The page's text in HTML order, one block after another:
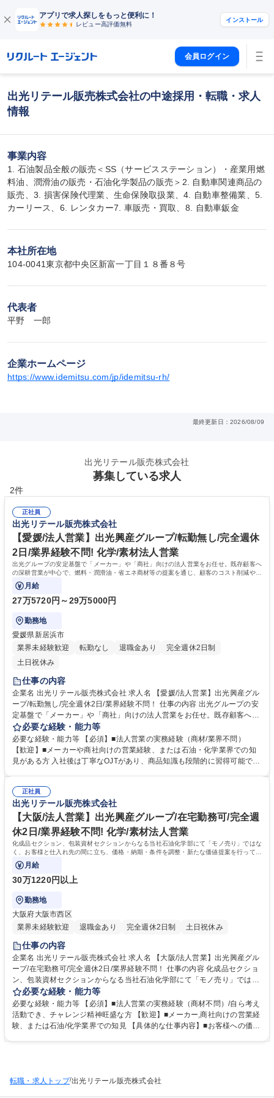
アプリで求人探しをもっと便利に！
レビュー高評価無料
インストール
会員ログイン
出光リテール販売株式会社の中途採用・転職・求人
情報
事業内容
1. 石油製品全般の販売＜SS（サービスステーション）・産業用燃
料油、潤滑油の販売・石油化学製品の販売＞2. 自動車関連商品の
販売、3. 損害保険代理業、生命保険取扱業、4. 自動車整備業、5.
カーリース、6. レンタカー7. 車販売・買取、8. 自動車鈑金
本社所在地
104-0041東京都中央区新富一丁目１８番８号
代表者
平野　一郎
企業ホームページ
https://www.idemitsu.com/jp/idemitsu-rh/
最終更新日：2026/08/09
出光リテール販売株式会社
募集している求人
2件
正社員
出光リテール販売株式会社
【愛媛/法人営業】出光興産グループ/転勤無し/完全週休
2日/業界経験不問! 化学/素材法人営業
出光グループの安定基盤で「メーカー」や「商社」向けの法人営業をお任せ。既存顧客へ
の深耕営業が中心で、燃料・潤滑油・省エネ商材等の提案を通じ、顧客のコスト削減や効
率化をトータルサポートする仕事です。
月給
27万5720円～29万5000円
勤務地
愛媛県新居浜市
業界未経験歓迎
転勤なし 退職金あり
完全週休2日制
土日祝休み
仕事の内容
企業名 出光リテール販売株式会社 求人名 【愛媛/法人営業】出光興産グル
ープ/転勤無し/完全週休2日/業界経験不問！ 仕事の内容 出光グループの安
定基盤で「メーカー」や「商社」向けの法人営業をお任せ。既存顧客への
深耕営業が中心で、燃料・潤滑油・省エネ商材等の提案を通じ、顧客のコ
スト削減や効率化をトータルサポートする仕事です。 【具体的には】■既
存顧客への定期訪問・ニーズ深掘り（情報交換、価格交渉、見積作成）■
仕入先との納期・価格調整 ■事務メンバーと連携した受注・納期フォロー
に貢献できます。事務サポート体制が整っており、営業活動に専念できる
環境です。 募集職種 【愛媛/法人営業】出光興産グループ/転勤無し/完全週
休2日/業界経験不問！
必要な経験・能力等
必要な経験・能力等 【必須】■法人営業の実務経験（商材/業界不問）
【歓迎】■メーカーや商社向けの営業経験、または石油・化学業界での知
見がある方 入社後は丁寧なOJTがあり、商品知識も段階的に習得可能で
校 高校 語学力： 資格：第一種運転免許普通自動車
正社員
出光リテール販売株式会社
【大阪/法人営業】出光興産グループ/在宅勤務可/完全週
休2日/業界経験不問! 化学/素材法人営業
化成品セクション、包装資材セクションからなる当社石油化学部にて「モノ売り」ではな
く、お客様と仕入れ先の間に立ち、価格・納期・条件を調整・新たな価値提案を行ってい
ただく営業をおまかせいたします。
月給
30万1220円以上
勤務地
大阪府大阪市西区
業界未経験歓迎
退職金あり 完全週休2日制 土日祝休み
仕事の内容
企業名 出光リテール販売株式会社 求人名 【大阪/法人営業】出光興産グル
ープ/在宅勤務可/完全週休2日/業界経験不問！ 仕事の内容 化成品セクショ
ン、包装資材セクションからなる当社石油化学部にて「モノ売り」ではな
く、お客様と仕入れ先の間に立ち、価格・納期・条件を調整・新たな価値
提案を行っていただく営業をおまかせいたします。 〇化成品セクション〇
大手メーカー・商社に向けた法人営業を担います。大手化学メーカーや商
社を中心とした法人のお客様に向けて、化学原料の提案・調整を行う法人
必要な経験・能力等
必要な経験・能力等 【必須】■法人営業の実務経験（商材不問）/自ら考え
活動でき、チャレンジ精神旺盛な方 【歓迎】■メーカー,商社向けの営業経
験、または石油/化学業界での知見 【具体的な仕事内容】■お客様への価格
専 短大 専修学校 高校 語学力： 資格：第一種運転免許普通自動車 毒物劇
転職・求人トップ/出光リテール販売株式会社